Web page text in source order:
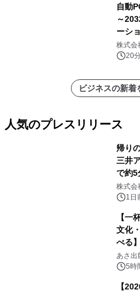
自動
～
ーシ
ンル
株式会
20
ビジネスの新着
人気のプレスリリース
帰り
三井
で約
メニ
株式会
1日
【一
文化
べる
養と
（火）
あさ出
5時
【